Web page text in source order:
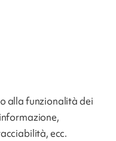
alla funzionalità dei
ecc.